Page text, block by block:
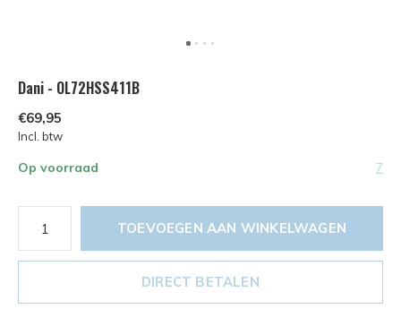
Dani - OL72HSS411B
€69,95
Incl. btw
Op voorraad 7
TOEVOEGEN AAN WINKELWAGEN
DIRECT BETALEN